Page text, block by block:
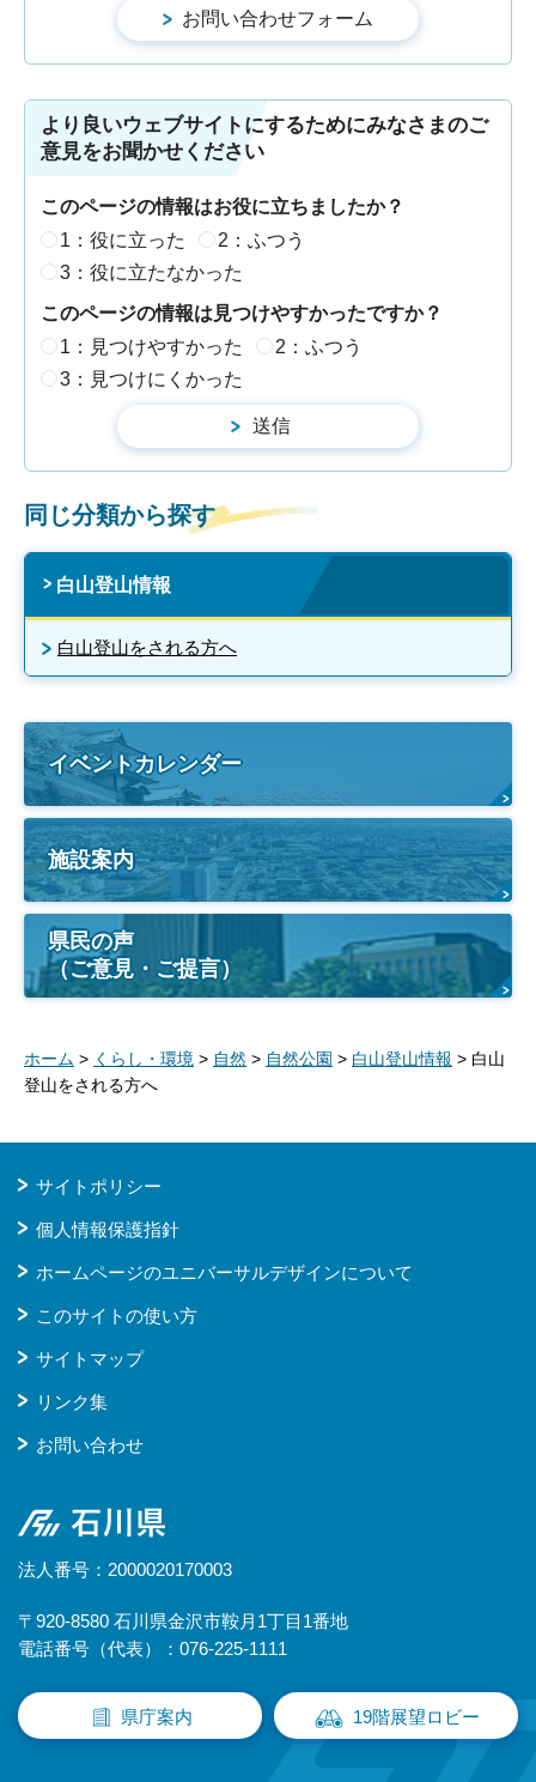
より良いウェブサイトにするためにみなさまのご
意見をお聞かせください
このページの情報はお役に立ちましたか？
1：役に立った
2：ふつう
3：役に立たなかった
このページの情報は見つけやすかったですか？
1：見つけやすかった
2：ふつう
3：見つけにくかった
同じ分類から探す
白山登山情報
白山登山をされる方へ
イベントカレンダー
施設案内
県民の声
（ご意見・ご提言）
ホーム > くらし・環境 > 自然 > 自然公園 > 白山登山情報 > 白山
登山をされる方へ
サイトポリシー
個人情報保護指針
ホームページのユニバーサルデザインについて
このサイトの使い方
サイトマップ
リンク集
お問い合わせ
石川県
法人番号：2000020170003
〒920-8580 石川県金沢市鞍月1丁目1番地
電話番号（代表）：076-225-1111
県庁案内 19階展望ロビー